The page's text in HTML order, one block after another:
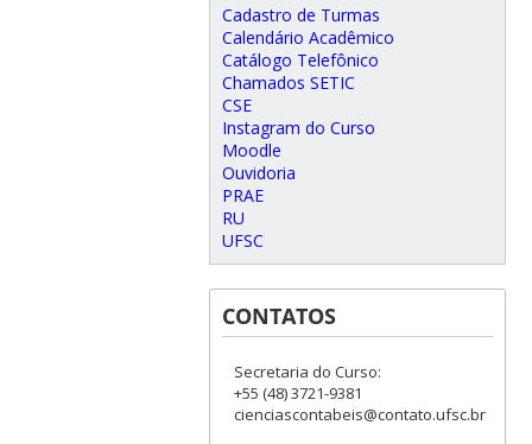
Cadastro de Turmas
Calendário Acadêmico
Catálogo Telefônico
Chamados SETIC
CSE
Instagram do Curso
Moodle
Ouvidoria
PRAE
RU
UFSC
CONTATOS
Secretaria do Curso:
+55 (48) 3721-9381
cienciascontabeis@contato.ufsc.br